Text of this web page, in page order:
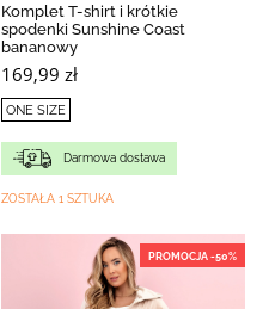
Komplet T-shirt i krótkie
spodenki Sunshine Coast
bananowy
169,99 zł
ONE SIZE
Darmowa dostawa
ZOSTAŁA 1 SZTUKA
PROMOCJA -50%